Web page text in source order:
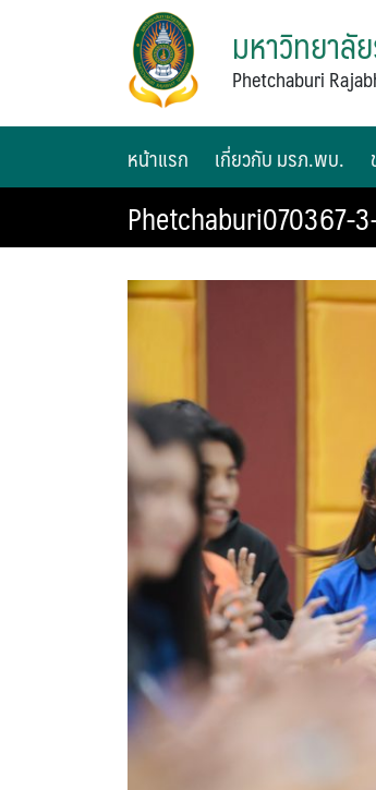
มหาวิทยาลั
Phetchaburi
หน้าแรก เกี่ยวกับ มรภ.พบ.
Phetchaburi070367-